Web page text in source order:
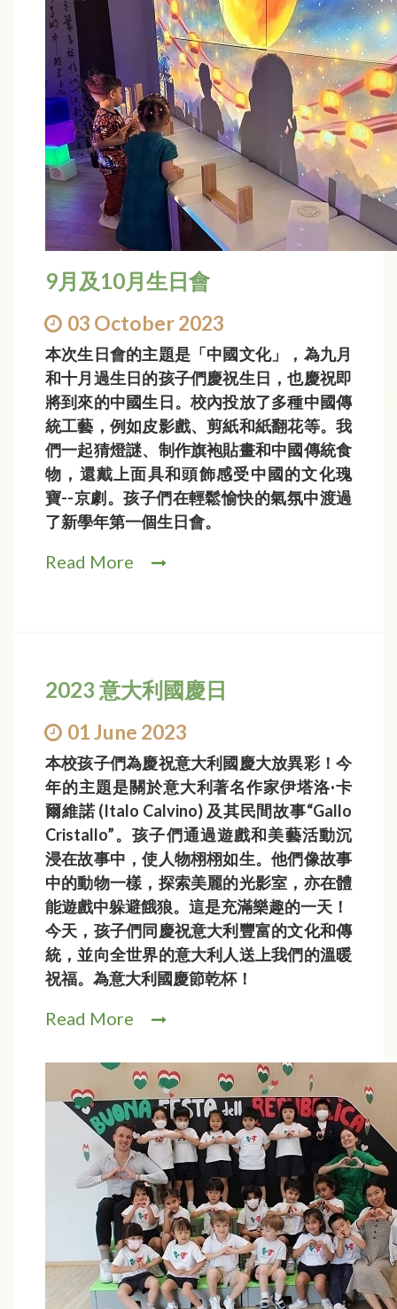
9月及10月生日會
03 October 2023
本次生日會的主題是「中國文化」，為九月
和十月過生日的孩子們慶祝生日，也慶祝即
將到來的中國生日。校內投放了多種中國傳
統工藝，例如皮影戲、剪紙和紙翻花等。我
們一起猜燈謎、制作旗袍貼畫和中國傳統食
物，還戴上面具和頭飾感受中國的文化瑰
寶--京劇。孩子們在輕鬆愉快的氣氛中渡過
了新學年第一個生日會。
Read More
2023 意大利國慶日
01 June 2023
本校孩子們為慶祝意大利國慶大放異彩！今
年的主題是關於意大利著名作家伊塔洛·卡
爾維諾 (Italo Calvino) 及其民間故事“Gallo
Cristallo”。孩子們通過遊戲和美藝活動沉
浸在故事中，使人物栩栩如生。他們像故事
中的動物一樣，探索美麗的光影室，亦在體
能遊戲中躲避餓狼。這是充滿樂趣的一天！
今天，孩子們同慶祝意大利豐富的文化和傳
統，並向全世界的意大利人送上我們的溫暖
祝福。為意大利國慶節乾杯！
Read More